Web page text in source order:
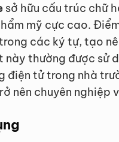
sở hữu cấu trúc chữ
mỹ cực cao.
các ký tự, tạo
này thường được sử
điện tử trong nhà
nên chuyên nghiệp